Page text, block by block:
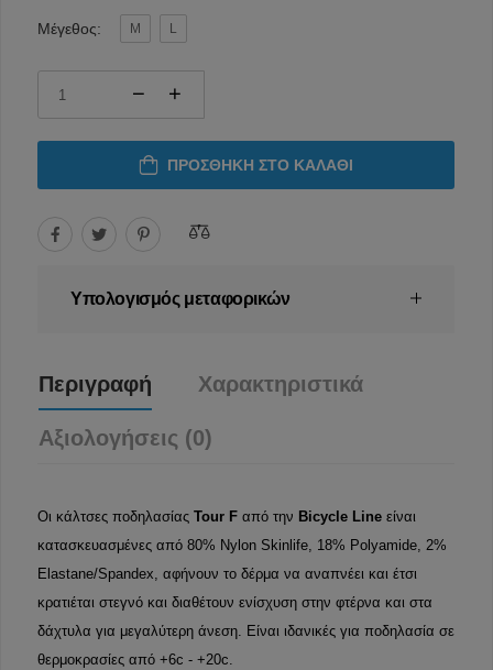
Μέγεθος: M L
ΠΡΟΣΘΉΚΗ ΣΤΟ ΚΑΛΆΘΙ
Υπολογισμός μεταφορικών
Περιγραφή Χαρακτηριστικά
Αξιολογήσεις (0)
Οι κάλτσες ποδηλασίας Tour F από την Bicycle Line είναι
κατασκευασμένες από 80% Nylon Skinlife, 18% Polyamide, 2%
Elastane/Spandex, αφήνουν το δέρμα να αναπνέει και έτσι
κρατιέται στεγνό και διαθέτουν ενίσχυση στην φτέρνα και στα
δάχτυλα για μεγαλύτερη άνεση. Είναι ιδανικές για ποδηλασία σε
θερμοκρασίες από +6c - +20c.